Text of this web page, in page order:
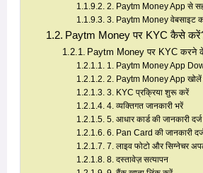
2. Paytm Money App से
3. Paytm Money वेबसाइट
Paytm Money पर KYC कैसे
Paytm Money पर KYC करने
1. Paytm Money App
2. Paytm Money App
3. KYC प्रक्रिया शुरू करें
4. व्यक्तिगत जानकारी भरें
5. आधार कार्ड की जानकारी
6. Pan Card की जानकारी
7. लाइव फोटो और सिग्नेचर
8. दस्तावेज़ सत्यापन